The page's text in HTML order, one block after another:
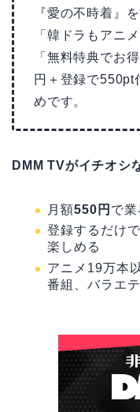
『愛の不時着』
「韓ドラもアニ
「無料特典でお
円＋登録で550pt
めです。
DMM TVがイチオシ
月額550円 で
登録するだけで
楽しめる
アニメ19万本
番組、バラエ